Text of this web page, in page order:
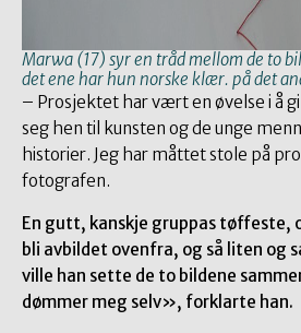
Marwa (17) syr en tråd mellom de to
det ene har hun norske klær. på det
– Prosjektet har vært en øvelse i å
seg hen til kunsten og de unge
historier. Jeg har måttet stole på
fotografen.
En gutt, kanskje gruppas tøffeste,
bli avbildet ovenfra, og så liten og
ville han sette de to bildene
dømmer meg selv», forklarte han.